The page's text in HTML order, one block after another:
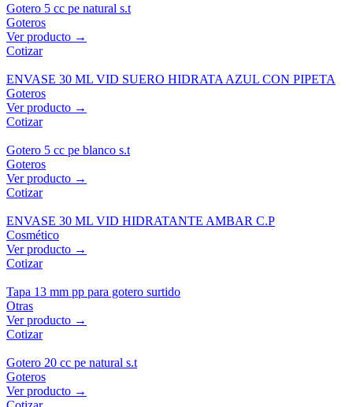
Gotero 5 cc pe natural s.t
Goteros
Ver producto →
Cotizar
ENVASE 30 ML VID SUERO HIDRATA AZUL CON PIPETA
Goteros
Ver producto →
Cotizar
Gotero 5 cc pe blanco s.t
Goteros
Ver producto →
Cotizar
ENVASE 30 ML VID HIDRATANTE AMBAR C.P
Cosmético
Ver producto →
Cotizar
Tapa 13 mm pp para gotero surtido
Otras
Ver producto →
Cotizar
Gotero 20 cc pe natural s.t
Goteros
Ver producto →